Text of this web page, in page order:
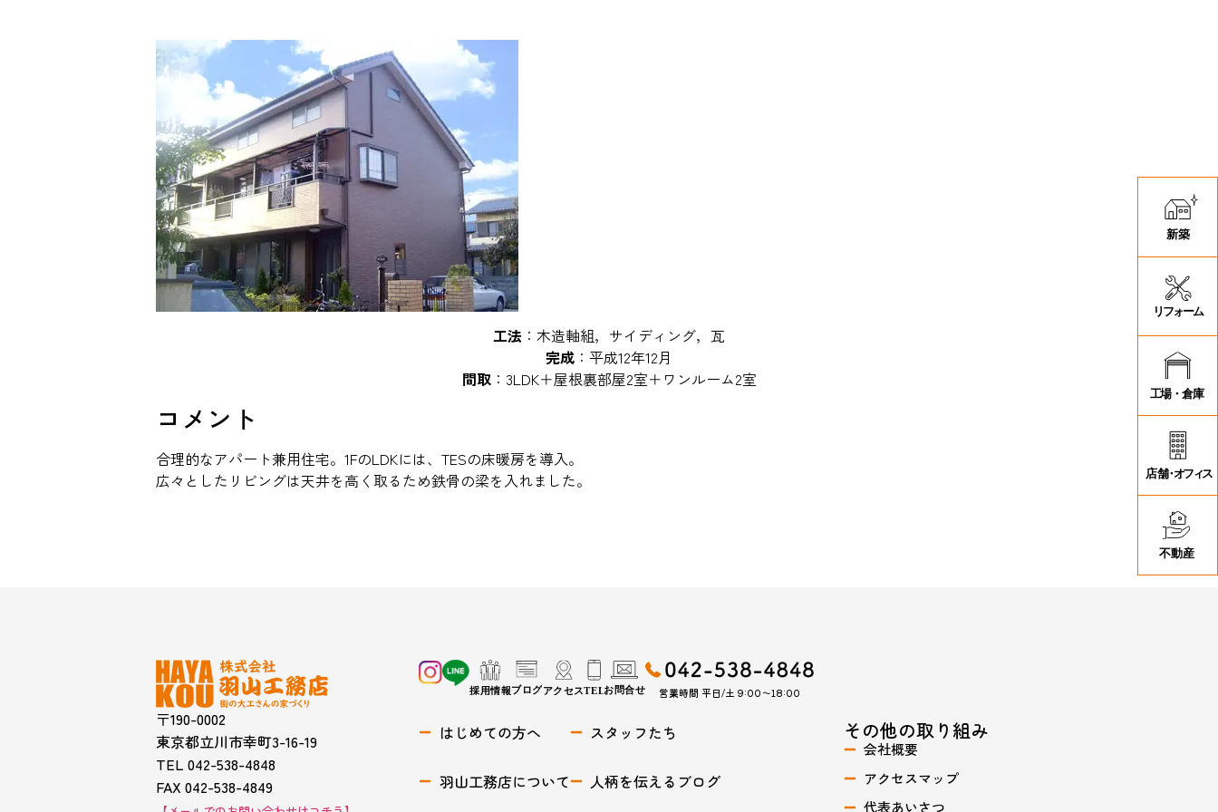
工法 ：木造軸組，サイディング，瓦
完成 ：平成12年12月
間取：3LDK＋屋根裏部屋2室＋ワンルーム2室
コメント
合理的なアパート兼用住宅。1FのLDKには、TESの床暖房を導入。
広々としたリビングは天井を高く取るため鉄骨の梁を入れました。
〒190-0002
東京都立川市幸町3-16-19
TEL 042-538-4848
FAX 042-538-4849
営業時間 平日/土 9:00〜18:00
はじめての方へ
羽山工務店について
スタッフたち
人柄を伝えるブログ
その他の取り組み
会社概要
アクセスマップ
代表あいさつ